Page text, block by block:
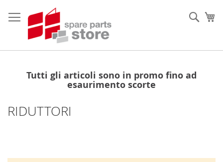
al
contenuto
Tutti gli articoli sono in promo fino ad
esaurimento scorte
RIDUTTORI